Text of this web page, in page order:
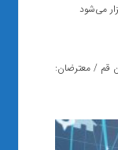
می‌شود
قم / معترضان: